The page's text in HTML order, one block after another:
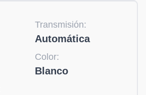
Transmisión:
Automática
Color:
Blanco